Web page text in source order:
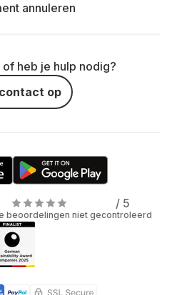
annuleren
heb je hulp nodig?
op
/ 5
beoordelingen niet gecontroleerd